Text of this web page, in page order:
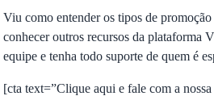
Viu como entender os tipos de
conhecer outros recursos da plataforma
equipe e tenha todo suporte de quem é
[cta text=”Clique aqui e fale com a